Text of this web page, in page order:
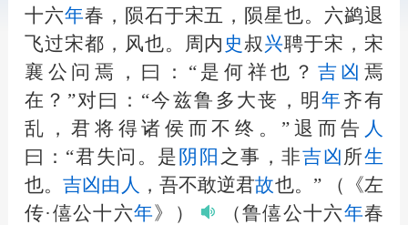
十六年春，陨石于宋五，陨星也。六鹢退
飞过宋都，风也。周内 史叔兴聘于宋，宋
襄公问焉，曰：“是何祥也？ 吉凶焉
在？”对曰：“今兹鲁多大丧，明年 齐有
乱，君将得诸侯而不终。”退而告 人
曰：“君失问。是 阴阳 之事，非吉凶 所生
也。吉凶由 人 ，吾不敢逆君故也。”
（《左
传·僖公十六年》） （鲁僖公十六年春